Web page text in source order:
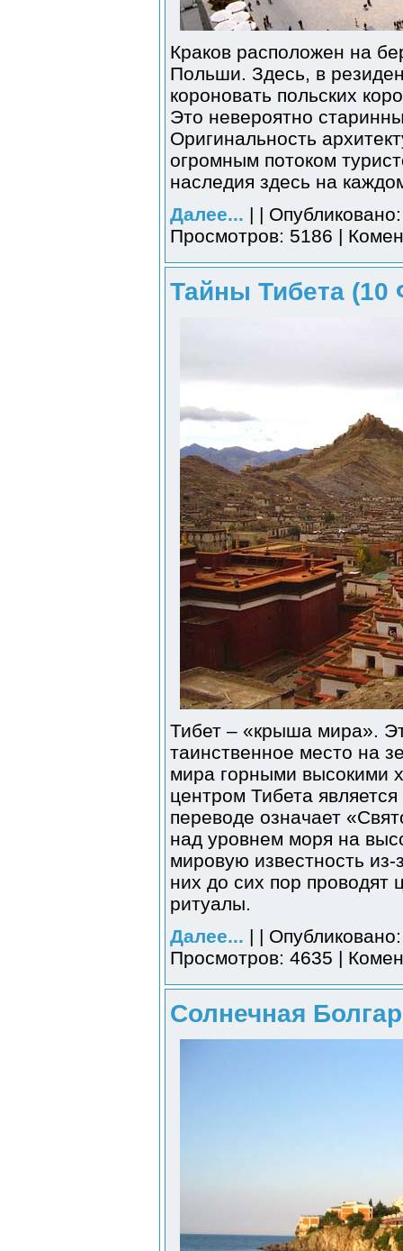
Краков расположен на
Польши. Здесь, в
короновать польских
Это невероятно
Оригинальность
огромным потоком
наследия здесь на
Далее... | |
Просмотров: 5186 |
Тайны Тибета (10
Тибет – «крыша мира».
таинственное место на
мира горными высокими
центром Тибета
переводе означает
над уровнем моря на
мировую известность
них до сих пор проводят
ритуалы.
Далее... | |
Просмотров: 4635 |
Солнечная